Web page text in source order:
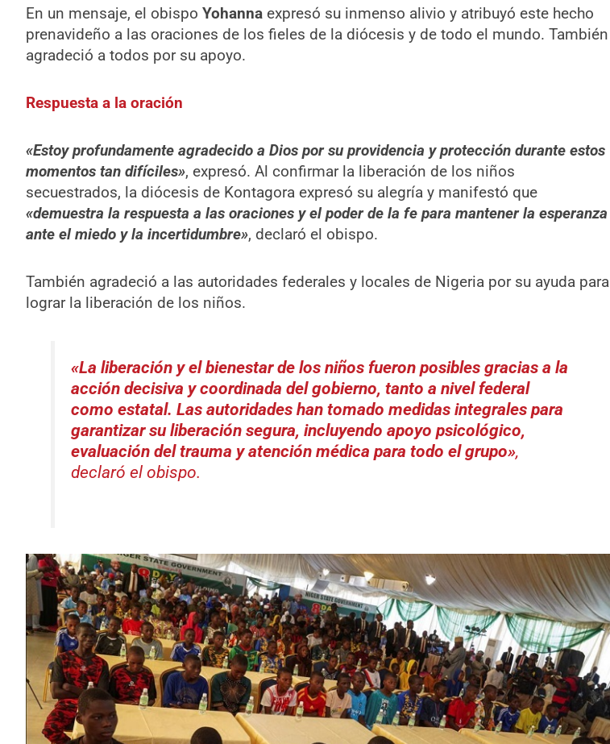
En un mensaje, el obispo Yohannaexpresó su inmenso alivio y atribuyó este hecho
prenavideño a las oraciones de los fieles de la diócesis y de todo el mundo. También
agradeció a todos por su apoyo.
Respuesta a la oración
«Estoy profundamente agradecido a Dios por su providencia y protección durante estos
momentos tan difíciles», expresó. Al confirmar la liberación de los niños
secuestrados, la diócesis de Kontagora expresó su alegría y manifestó que
«demuestra la respuesta a las oraciones y el poder de la fe para mantener la esperanza
ante el miedo y la incertidumbre», declaró el obispo.
También agradeció a las autoridades federales y locales de Nigeria por su ayuda para
lograr la liberación de los niños.
«La liberación y el bienestar de los niños fueron posibles gracias a la
acción decisiva y coordinada del gobierno, tanto a nivel federal
como estatal. Las autoridades han tomado medidas integrales para
garantizar su liberación segura, incluyendo apoyo psicológico,
evaluación del trauma y atención médica para todo el grupo»,
declaró el obispo.